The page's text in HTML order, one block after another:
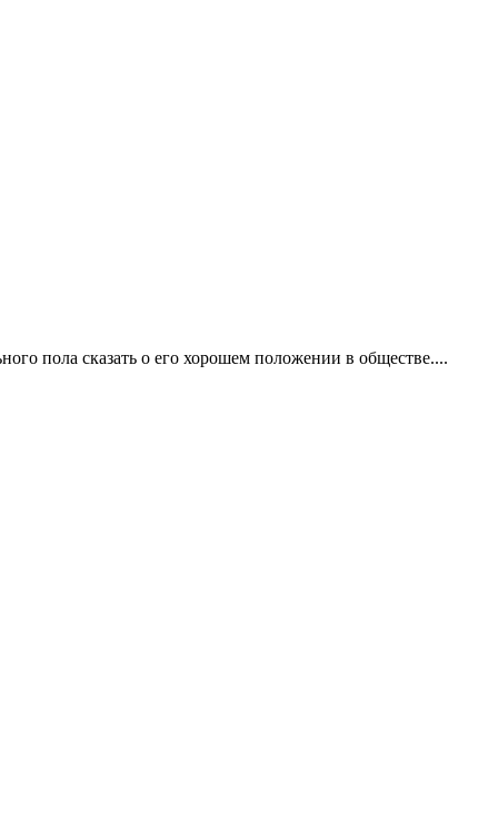
пола сказать о его хорошем положении в обществе....